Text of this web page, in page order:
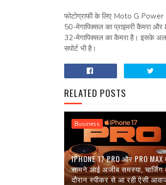
फोटोग्राफी के लिए Moto G
50-मेगापिक्सल का प्राइमरी कैमरा
32-मेगापिक्सल का कैमरा है। इसके
सपोर्ट भी है।
RELATED POSTS
Business
IPHONE 17 PRO और PRO MAX
सामने आई अजीब समस्या,
दौरान स्पीकर से आ रही ऐसी